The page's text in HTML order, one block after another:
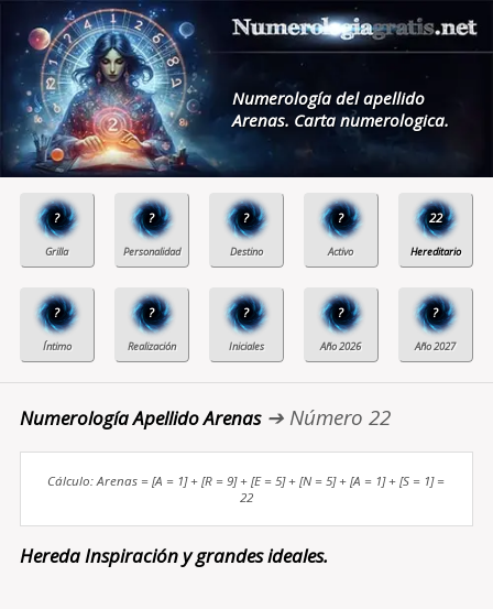
Numerología del apellido
Arenas. Carta numerologica.
? ? ? ? 22
? ? ? ? ?
Numerología Apellido Arenas➔ Número 22
Cálculo: Arenas = [A = 1] + [R = 9] + [E = 5] + [N = 5] + [A = 1] + [S = 1] =
22
Hereda Inspiración y grandes ideales.